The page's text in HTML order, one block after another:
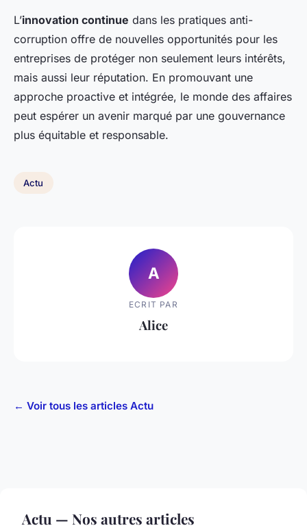
L’innovation continue dans les pratiques anti-
corruption offre de nouvelles opportunités pour les
entreprises de protéger non seulement leurs intérêts,
mais aussi leur réputation. En promouvant une
approche proactive et intégrée, le monde des affaires
peut espérer un avenir marqué par une gouvernance
plus équitable et responsable.
Actu
A
ECRIT PAR
Alice
← Voir tous les articles Actu
Actu — Nos autres articles